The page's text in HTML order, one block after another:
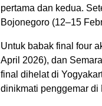
pertama dan kedua.
Bojonegoro (12–15
Untuk babak final four
April 2026), dan
final dihelat di
dinikmati penggemar di